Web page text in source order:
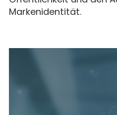
Markenidentität.